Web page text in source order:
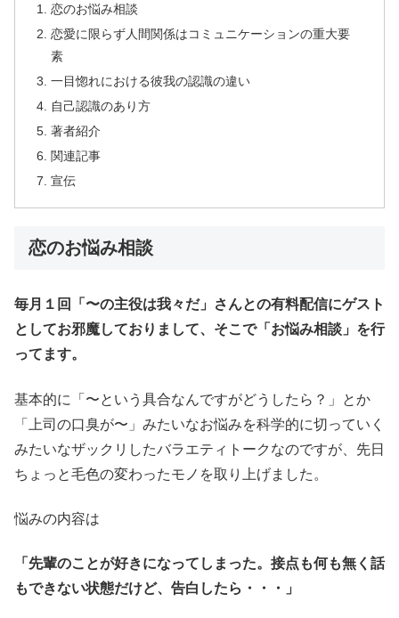
恋のお悩み相談
恋愛に限らず人間関係はコミュニケーションの重大要
素
一目惚れにおける彼我の認識の違い
自己認識のあり方
著者紹介
関連記事
宣伝
恋のお悩み相談
毎月１回「〜の主役は我々だ」さんとの有料配信にゲスト
としてお邪魔しておりまして、そこで「お悩み相談」を行
ってます。
基本的に「〜という具合なんですがどうしたら？」とか
「上司の口臭が〜」みたいなお悩みを科学的に切っていく
みたいなザックリしたバラエティトークなのですが、先日
ちょっと毛色の変わったモノを取り上げました。
悩みの内容は
「先輩のことが好きになってしまった。接点も何も無く話
もできない状態だけど、告白したら・・・」